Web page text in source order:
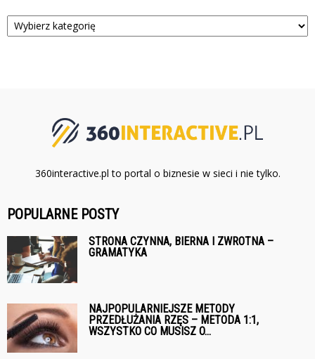
Kategorie
360interactive.pl to portal o biznesie w sieci i nie tylko.
POPULARNE POSTY
STRONA CZYNNA, BIERNA I ZWROTNA –
GRAMATYKA
NAJPOPULARNIEJSZE METODY
PRZEDŁUŻANIA RZĘS – METODA 1:1,
WSZYSTKO CO MUSISZ O...